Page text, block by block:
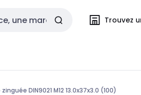
Trouvez
DIN9021 M12 13.0x37x3.0 (100)